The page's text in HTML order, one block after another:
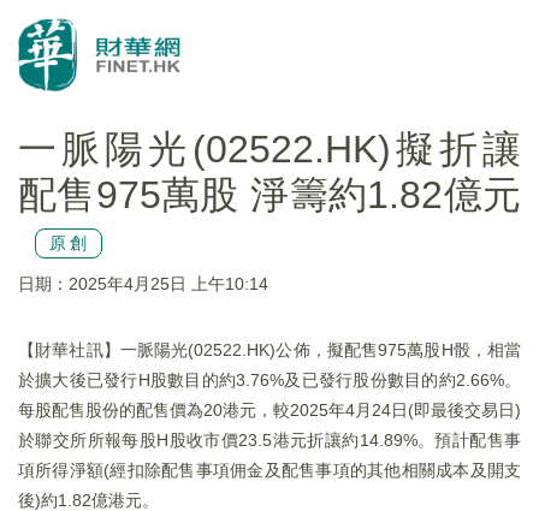
一脈陽光(02522.HK)擬折讓
配售975萬股 淨籌約1.82億元
原創
日期：2025年4月25日 上午10:14
【財華社訊】一脈陽光(02522.HK)公佈，擬配售975萬股H骰，相當
於擴大後已發行H股數目的約3.76%及已發行股份數目的約2.66%。
每股配售股份的配售價為20港元，較2025年4月24日(即最後交易日)
於聯交所所報每股H股收市價23.5港元折讓約14.89%。預計配售事
項所得淨額(經扣除配售事項佣金及配售事項的其他相關成本及開支
後)約1.82億港元。